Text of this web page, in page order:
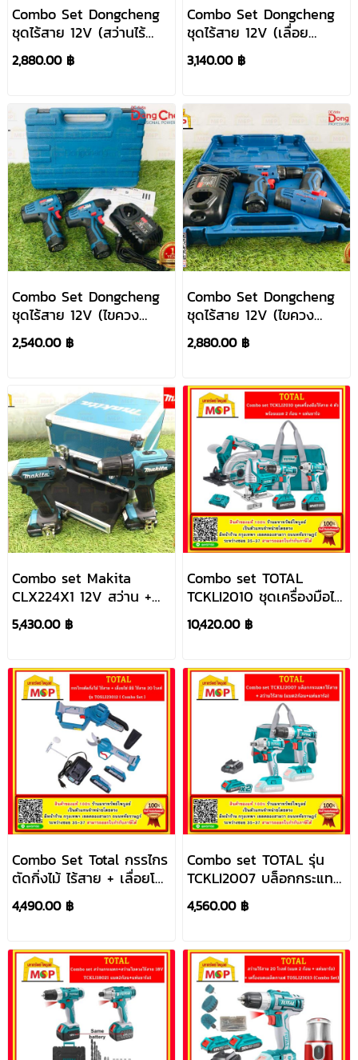
Combo Set Dongcheng
ชุดไร้สาย 12V (สว่านไร้
สาย+เครื่องเลื่อย)
DCKIT02EK แบต2.0Ah
2,880.00 ฿
Combo Set Dongcheng
ชุดไร้สาย 12V (เลื่อย
ชัก+สว่านไขควง) DCKIT02
(TYPE E) แบต 2 ก้อน
3,140.00 ฿
Combo Set Dongcheng
ชุดไร้สาย 12V (ไขควง
กระแทก+สว่านไขควง)
DCKIT01 (TYPE E) แบต
2,540.00 ฿
Combo Set Dongcheng
ชุดไร้สาย 12V (ไขควง
กระแทก+สว่านไขควง)
DCKIT01EK แบต2.0Ah
2,880.00 ฿
Combo set Makita
CLX224X1 12V สว่าน +
ไขควง DF333Z+TD110Z +
กล่องอลูมิเนียม
5,430.00 ฿
Combo set TOTAL
TCKLI2010 ชุดเครื่องมือไร้
สาย 4 ตัว พร้อมแบต 2
ก้อน + แท่นชาร์จ
10,420.00 ฿
Combo Set Total กรรไกร
ตัดกิ่งไม้ ไร้สาย + เลื่อยโซ่
มินิ 5 นิ้ว ไร้สาย 20 โวลท์
(แบต 2 ก้อน + แท่นชาร์จ)
Set) เลื่อยโซ่
4,490.00 ฿
Combo set TOTAL รุ่น
TCKLI2007 บล็อกกระแทก
ไร้สาย + สว่านไร้สาย 20
โวลต์ พร้อมแบตเตอรี่
และ กระเป๋าผ้า 1 ใบ
4,560.00 ฿